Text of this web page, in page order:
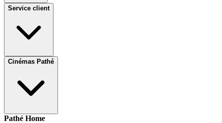
Service client
Cinémas Pathé
Pathé Home